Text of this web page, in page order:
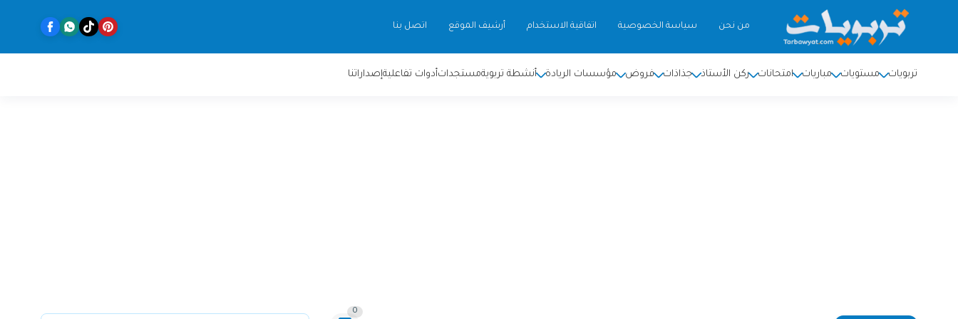
من نحن سياسة الخصوصية اتفاقية الاستخدام أرشيف الموقع اتصل بنا
تربويات مستويات مباريات امتحانات ركن الأستاذ جذاذات فروض مؤسسات الريادة أنشطة تربويةمستجداتأدوات تفاعليةإصداراتنا
0